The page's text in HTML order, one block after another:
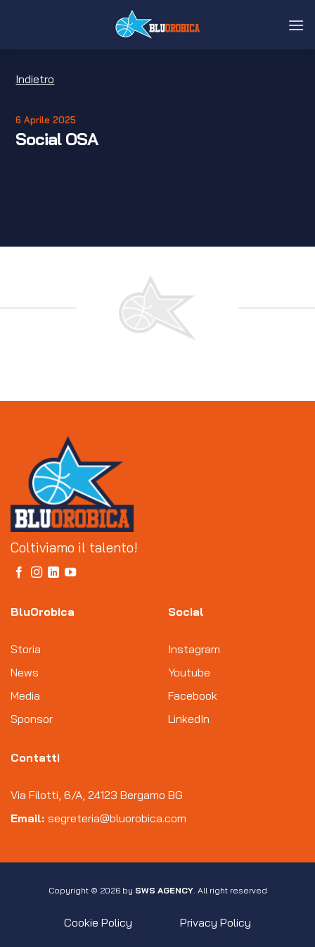
Indietro
6 Aprile 2025
Social OSA
Coltiviamo il talento!
BluOrobica
Storia
News
Media
Sponsor
Social
Instagram
Youtube
Facebook
LinkedIn
Contatti
Via Filotti, 6/A, 24123 Bergamo BG
Email: segreteria@bluorobica.com
Copyright © 2026 by SWS AGENCY. All right reserved
Cookie Policy Privacy Policy